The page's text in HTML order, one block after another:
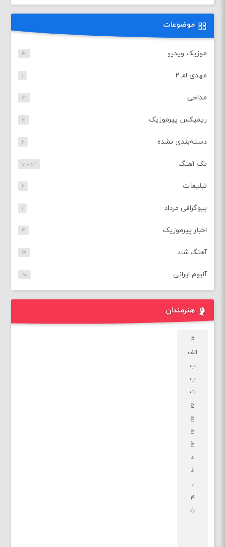
موضوعات
موزیک ویدیو ۴۱
مهدی ام ۲ ۱
مداحی ۱۳
ریمیکس پیرموزیک ۲۱
دسته‌بندی نشده ۲
تک آهنگ ۷,۷۸۳
تبلیغات ۲
بیوگرافی مرداد ۱
اخبار پیرموزیک ۳
آهنگ شاد ۱۴
آلبوم ایرانی ۵۰
هنرمندان
#
الف
ب
پ
ت
ج
چ
ح
خ
د
ذ
ر
م
ن